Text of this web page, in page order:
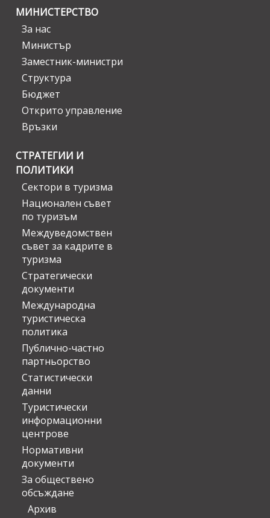
МИНИСТЕРСТВО
За нас
Министър
Заместник-министри
Структура
Бюджет
Открито управление
Връзки
СТРАТЕГИИ И
ПОЛИТИКИ
Сектори в туризма
Национален съвет
по туризъм
Междуведомствен
съвет за кадрите в
туризма
Стратегически
документи
Международна
туристическа
политика
Публично-частно
партньорство
Статистически
данни
Туристически
информационни
центрове
Нормативни
документи
За обществено
обсъждане
Архив